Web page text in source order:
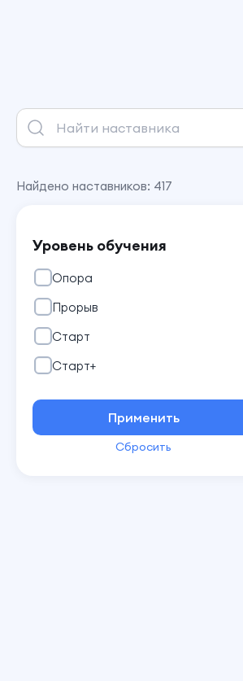
Найдено наставников: 417
Уровень обучения
Опора
Прорыв
Старт
Старт+
Применить
Сбросить